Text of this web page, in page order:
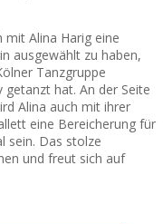
mit Alina Harig eine
ausgewählt zu haben,
Tanzgruppe
hat. An der Seite
Alina auch mit ihrer
eine Bereicherung für
sein. Das stolze
und freut sich auf